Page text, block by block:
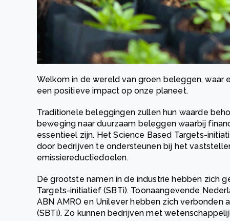
Welkom in de wereld van groen beleggen, waar
een positieve impact op onze planeet.
Traditionele beleggingen zullen hun waarde
beweging naar duurzaam beleggen waarbij
essentieel zijn. Het Science Based Targets-
door bedrijven te ondersteunen bij het
emissiereductiedoelen.
De grootste namen in de industrie hebben zich
Targets-initiatief (SBTi). Toonaangevende
ABN AMRO en Unilever hebben zich verbonden
(SBTi). Zo kunnen bedrijven met